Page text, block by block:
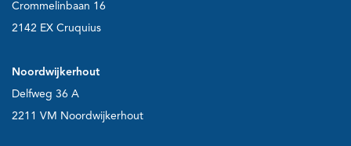
Crommelinbaan 16
2142 EX Cruquius
Noordwijkerhout
Delfweg 36 A
2211 VM Noordwijkerhout